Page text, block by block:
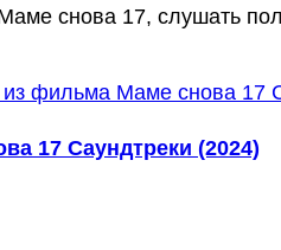
снова 17, слушать
17 Саундтреки (2024)